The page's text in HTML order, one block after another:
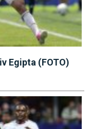
Egipta (FOTO)